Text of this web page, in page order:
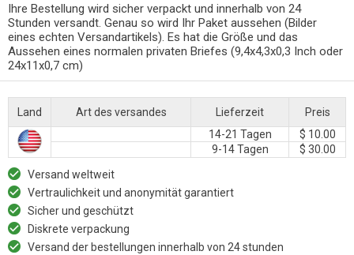
Ihre Bestellung wird sicher verpackt und innerhalb von 24
Stunden versandt. Genau so wird Ihr Paket aussehen (Bilder
eines echten Versandartikels). Es hat die Größe und das
Aussehen eines normalen privaten Briefes (9,4x4,3x0,3 Inch oder
24x11x0,7 cm)
Land Art des versandes Lieferzeit
Preis
14-21 Tagen
$ 10.00
9-14 Tagen
$ 30.00
Versand weltweit
Vertraulichkeit und anonymität garantiert
Sicher und geschützt
Diskrete verpackung
Versand der bestellungen innerhalb von 24 stunden